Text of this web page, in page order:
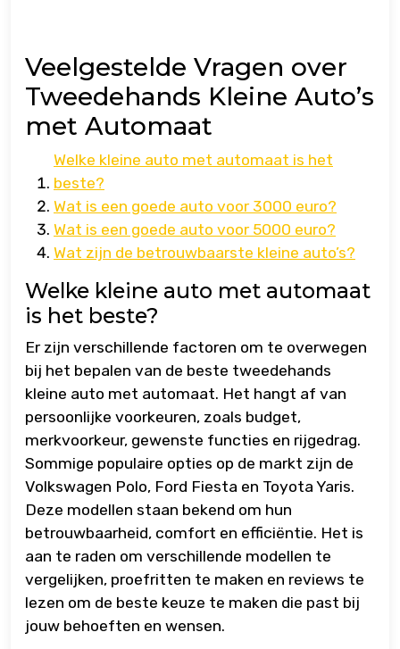
Veelgestelde Vragen over
Tweedehands Kleine Auto’s
met Automaat
Welke kleine auto met automaat is het
beste?
Wat is een goede auto voor 3000 euro?
Wat is een goede auto voor 5000 euro?
Wat zijn de betrouwbaarste kleine auto’s?
Welke kleine auto met automaat
is het beste?
Er zijn verschillende factoren om te overwegen
bij het bepalen van de beste tweedehands
kleine auto met automaat. Het hangt af van
persoonlijke voorkeuren, zoals budget,
merkvoorkeur, gewenste functies en rijgedrag.
Sommige populaire opties op de markt zijn de
Volkswagen Polo, Ford Fiesta en Toyota Yaris.
Deze modellen staan bekend om hun
betrouwbaarheid, comfort en efficiëntie. Het is
aan te raden om verschillende modellen te
vergelijken, proefritten te maken en reviews te
lezen om de beste keuze te maken die past bij
jouw behoeften en wensen.